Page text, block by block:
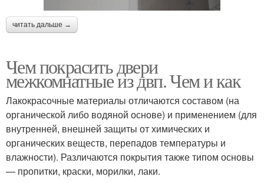
читать дальше →
Чем покрасить двери
межкомнатные из двп. Чем и как
Лакокрасочные материалы отличаются составом (на
органической либо водяной основе) и применением (для
внутренней, внешней защиты от химических и
органических веществ, перепадов температуры и
влажности). Различаются покрытия также типом основы
— пропитки, краски, морилки, лаки.